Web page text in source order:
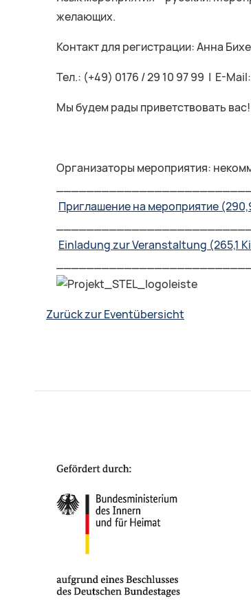
желающих.
Контакт для регистрации: Анна Бихе
Тел.: (+49) 0176 / 29 10 97 99 | E-
Мы будем рады приветствовать вас!
Организаторы мероприятия:
Приглашение на мероприятие
Einladung zur Veranstaltung (265,1
Zurück zur Eventübersicht